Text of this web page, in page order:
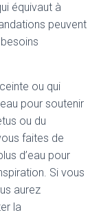
équivaut à
peuvent
ou qui
pour soutenir
ou du
faites de
d’eau pour
Si vous
aurez
la